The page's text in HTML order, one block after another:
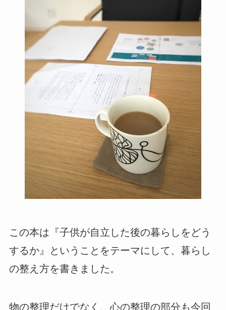
この本は『子供が自立した後の暮らしをどう
するか』ということをテーマにして、暮らし
の整え方を書きました。
物の整理だけでなく、心の整理の部分も今回